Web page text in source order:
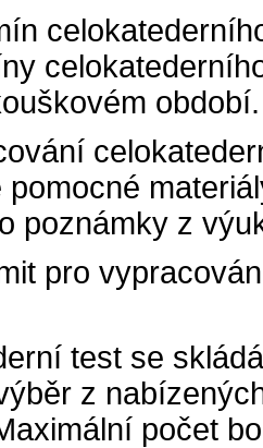
období.
poznámky z
pro
test se skládá
z
počet